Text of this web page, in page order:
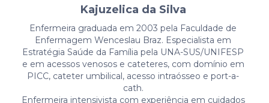
Kajuzelica da Silva
Enfermeira graduada em 2003 pela Faculdade de
Enfermagem Wenceslau Braz. Especialista em
Estratégia Saúde da Família pela UNA-SUS/UNIFESP
e em acessos venosos e cateteres, com domínio em
PICC, cateter umbilical, acesso intraósseo e port-a-
cath.
Enfermeira intensivista com experiência em cuidados